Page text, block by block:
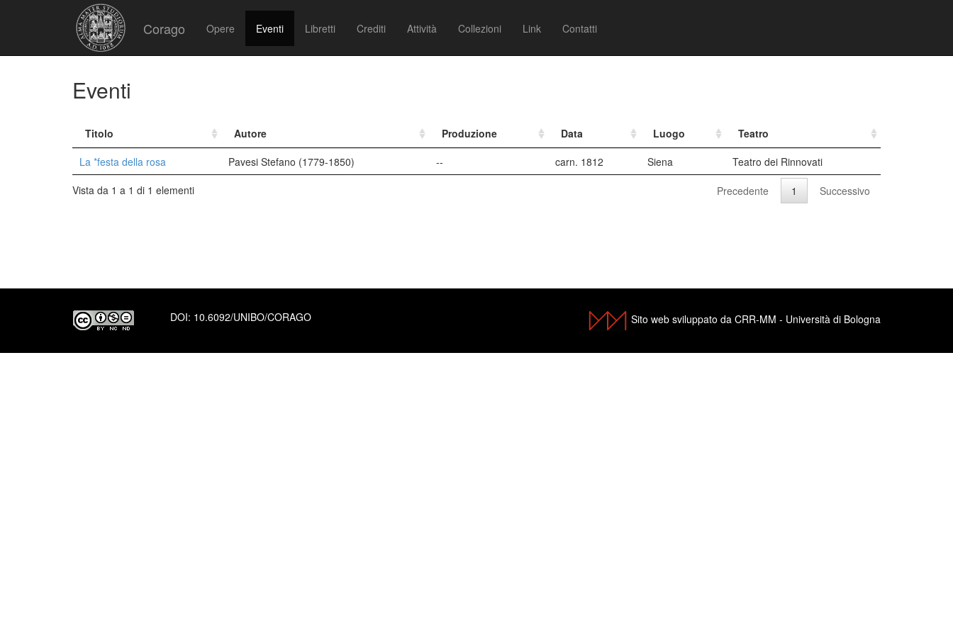
Corago Opere Eventi Libretti Crediti Attività Collezioni Link Contatti
Eventi
Titolo Autore Produzione Data Luogo
Teatro
La *festa della rosa
Pavesi Stefano (1779-1850) -- carn. 1812 Siena
Teatro dei Rinnovati
Vista da 1 a 1 di 1 elementi
Precedente 1 Successivo
DOI: 10.6092/UNIBO/CORAGO Sito web sviluppato da CRR-MM - Università di Bologna